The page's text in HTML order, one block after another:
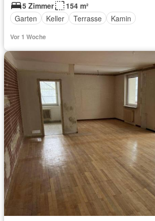
5 Zimmer
154 m²
Garten
Keller Terrasse Kamin
Vor 1 Woche